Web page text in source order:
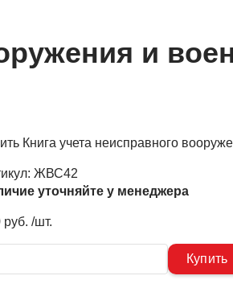
и
Книга учета неисправного
ЖВС42
уточняйте у менеджера
руб. /шт.